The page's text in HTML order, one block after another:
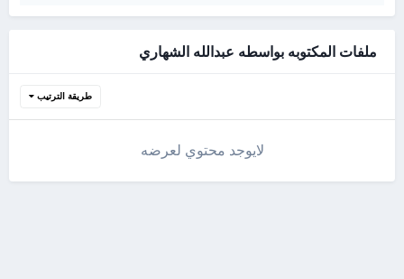
ملفات المكتوبه بواسطه عبدالله الشهاري
طريقة الترتيب
لايوجد محتوي لعرضه